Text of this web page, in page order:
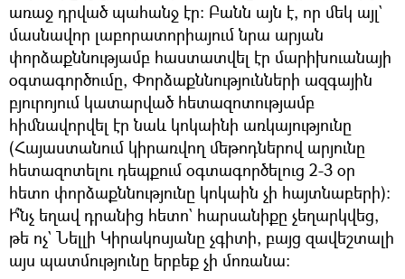
առաջ դրված պահանջ էր։ Բանն այն է, որ մեկ այլ`
մասնավոր լաբորատորիայում նրա արյան
փորձաքննությամբ հաստատվել էր մարիխուանայի
օգտագործումը, Փորձաքննությունների ազգային
բյուրոյում կատարված հետազոտությամբ
հիմնավորվել էր նաև կոկաինի առկայությունը
(Հայաստանում կիրառվող մեթոդներով արյունը
հետազոտելու դեպքում օգտագործելուց 2-3 օր
հետո փորձաքննությունը կոկաին չի հայտնաբերի)։
Ի՞նչ եղավ դրանից հետո` հարսանիքը չեղարկվեց,
թե ոչ` Նելլի Կիրակոսյանը չգիտի, բայց զավեշտալի
այս պատմությունը երբեք չի մոռանա։